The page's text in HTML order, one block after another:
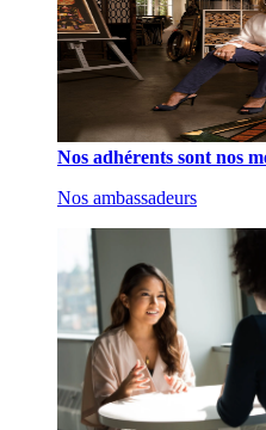
Nos adhérents sont nos
Nos ambassadeurs